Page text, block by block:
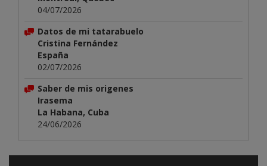
04/07/2026
Datos de mi tatarabuelo
Cristina Fernández
España
02/07/2026
Saber de mis origenes
Irasema
La Habana, Cuba
24/06/2026